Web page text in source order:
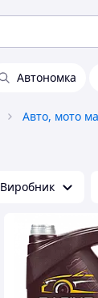
Автономка
Виробник